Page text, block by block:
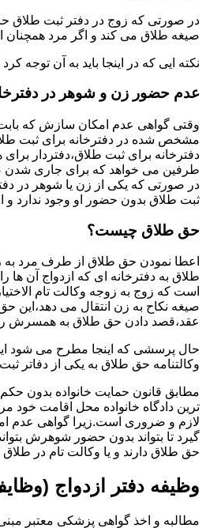
در صورتی که زوج در دفتر ثبت طلاق
صیغه طلاق می کند و اگر مرد همچنان
نکته ایی که در اینجا باید به آن
عدم حضور زن و شوهر در
وقتی گواهی عدم امکان سازش که
مشخص شده در دفترخانه برای ثبت
دفترخانه برای ثبت طلاق،دفتردار
طرفین می خواهد که برای جاری شدن
در صورتی که یکی از زن یا شوهر در
ثبت طلاق بدون حضور او وجود ندارد
حق طلاق چیست؟
اعطا نمودن حق طلاق از طرف مرد به
طلاق به دفترخانه ای که ازدواج آن ها
است که زوج به زوجه وکالت تام
صیغه نکاح به زن انتقال می دهد،این
عقد،قصد دادن حق طلاق به همسرش را
حال پرسشی که اینجا مطرح می شود
وکالتنامه حق طلاق به یکی از دفاتر
مطابق قانون حمایت خانواده بدون حکم
ترین دادگاه خانواده محل اقامت
لازم و ضروری است.زیرا گواهی عدم
گیرد تا بتواند بدون حضور شوهرش
حق طلاق دارند و یا وکالت تام در
وظیفه دفتر ازدواج